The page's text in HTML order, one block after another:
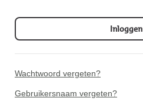
Inloggen
Wachtwoord vergeten?
Gebruikersnaam vergeten?